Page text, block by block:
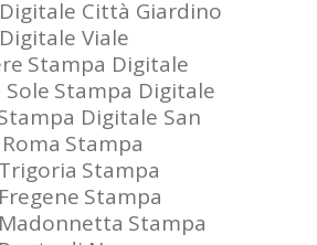
Città Giardino
Viale
Stampa Digitale
Stampa Digitale
Digitale San
Stampa
Stampa
Stampa
Stampa